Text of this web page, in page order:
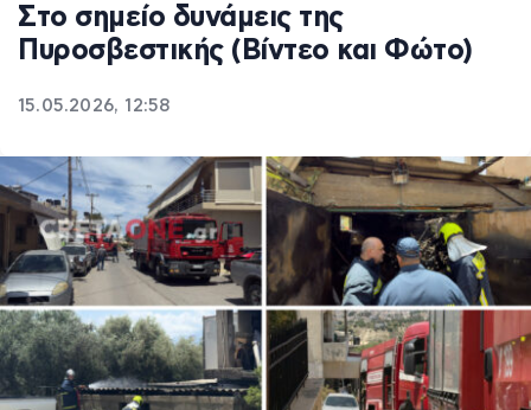
Στο σημείο δυνάμεις της
Πυροσβεστικής (Βίντεο και Φώτο)
15.05.2026, 12:58